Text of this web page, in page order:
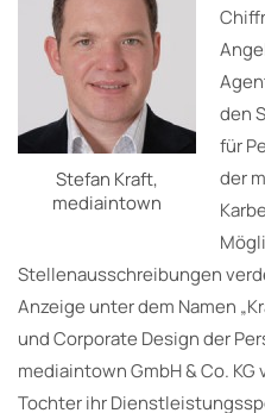
Stefan Kraft,
mediaintown
den
für
der
Stellenausschreibungen
Anzeige unter dem Namen
und Corporate Design der
mediaintown GmbH & Co.
Tochter ihr